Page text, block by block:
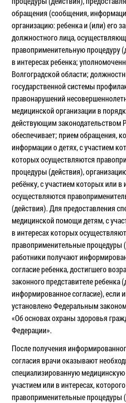
обращения (сообщения,
организацию: ребенка и (или) его
должностного лица,
правоприменительную процедуру
в интересах ребенка;
Волгоградской области;
государственной системы
правонарушений
медицинской организации в
действующим законодательством
обеспечивает; прием обращения,
информации о детях, с участием
которых осуществляются
процедуры (действия),
ребёнку, с участием которых или в
осуществляются
(действия). Для предоставления
медицинской помощи детям, с
в интересах которых
правоприменительные процедуры
работники получают
согласие ребенка, достигшего
законного представителе ребенка
информированное согласие), если
установлено Федеральным
«Об основах охраны здоровья
Федерации».
После получения
согласия врачи оказывают
специализированную
участием или в интересах,
правоприменительные процедуры